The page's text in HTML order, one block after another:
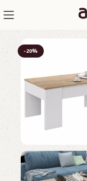
-20%